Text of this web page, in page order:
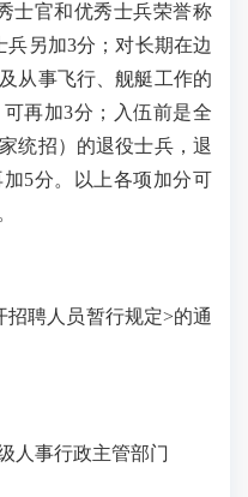
士官和优秀士兵荣誉称
另加3分；对长期在边
从事飞行、舰艇工作的
再加3分；入伍前是全
统招）的退役士兵，退
5分。以上各项加分可
聘人员暂行规定>的通
事行政主管部门